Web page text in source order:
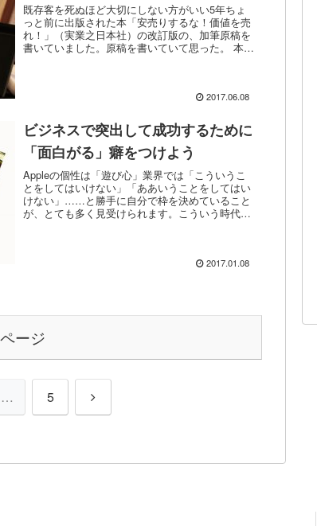
既存客を死ぬほど大切にしない方がいい5年ちょ
っと前に出版された本「安売りするな！価値を売
れ！」（実業之日本社）の改訂版の、加筆原稿を
書いていました。原稿を書いていて思った。 本当
2017.06.08
ビジネスで突出して成功するために
「面白がる」癖をつけよう
Appleの個性は「遊び心」業界では「こういうこ
とをしてはいけない」「ああいうことをしてはい
けない」……と勝手に自分で枠を決めていること
が、とても多く見受けられます。こういう時代だ
2017.01.08
ージ
… 5